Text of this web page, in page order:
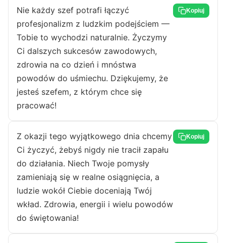
Nie każdy szef potrafi łączyć
profesjonalizm z ludzkim podejściem —
Tobie to wychodzi naturalnie. Życzymy
Ci dalszych sukcesów zawodowych,
zdrowia na co dzień i mnóstwa
powodów do uśmiechu. Dziękujemy, że
jesteś szefem, z którym chce się
pracować!
Kopiuj
Z okazji tego wyjątkowego dnia chcemy
Ci życzyć, żebyś nigdy nie tracił zapału
do działania. Niech Twoje pomysły
zamieniają się w realne osiągnięcia, a
ludzie wokół Ciebie doceniają Twój
wkład. Zdrowia, energii i wielu powodów
do świętowania!
Kopiuj